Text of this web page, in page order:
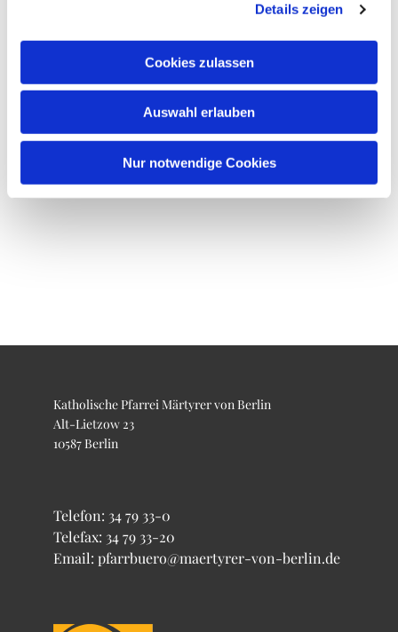
Details zeigen
Cookies zulassen
Auswahl erlauben
Nur notwendige Cookies
Katholische Pfarrei Märtyrer von Berlin
Alt-Lietzow 23
10587 Berlin
Telefon: 34 79 33-0
Telefax: 34 79 33-20
Email: pfarrbuero@maertyrer-von-berlin.de